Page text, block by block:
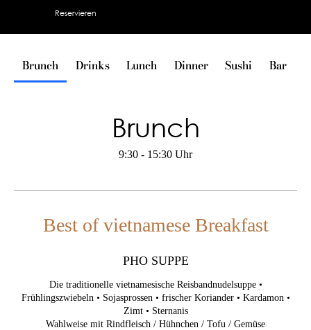
Reservieren
Brunch Drinks Lunch Dinner Sushi Bar
Brunch
9:30 - 15:30 Uhr
Best of vietnamese Breakfast
PHO SUPPE
Die traditionelle vietnamesische Reisbandnudelsuppe •
Frühlingszwiebeln • Sojasprossen • frischer Koriander •
Kardamon • Zimt • Sternanis
Wahlweise mit Rindfleisch / Hühnchen / Tofu / Gemüse
Brunch Drinks Lunch Dinner Sushi Bar
Brunch
9:30 - 15:30 Uhr
Best of vietnamese Breakfast
PHO SUPPE
Die traditionelle vietnamesische Reisbandnudelsuppe •
Frühlingszwiebeln • Sojasprossen • frischer Koriander • Kardamon •
Zimt • Sternanis
Wahlweise mit Rindfleisch / Hühnchen / Tofu / Gemüse